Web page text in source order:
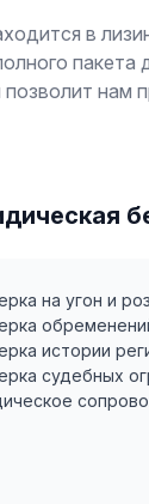
в
пакета
нам
на угон и
истории
судебных